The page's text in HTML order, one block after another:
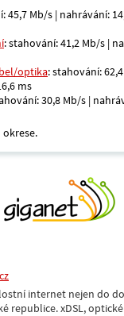
45,7 Mb/s | nahrávání:
: stahování: 41,2 Mb/s |
optika: stahování:
ms
30,8 Mb/s |
internet nejen do
republice. xDSL,